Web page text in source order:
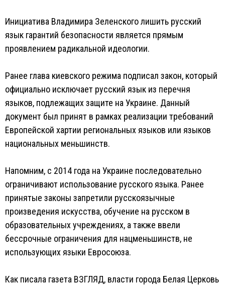
Инициатива Владимира Зеленского лишить русский
язык гарантий безопасности является прямым
проявлением радикальной идеологии.
Ранее глава киевского режима подписал закон, который
официально исключает русский язык из перечня
языков, подлежащих защите на Украине. Данный
документ был принят в рамках реализации требований
Европейской хартии региональных языков или языков
национальных меньшинств.
Напомним, с 2014 года на Украине последовательно
ограничивают использование русского языка. Ранее
принятые законы запретили русскоязычные
произведения искусства, обучение на русском в
образовательных учреждениях, а также ввели
бессрочные ограничения для нацменьшинств, не
использующих языки Евросоюза.
Как писала газета ВЗГЛЯД, власти города Белая Церковь